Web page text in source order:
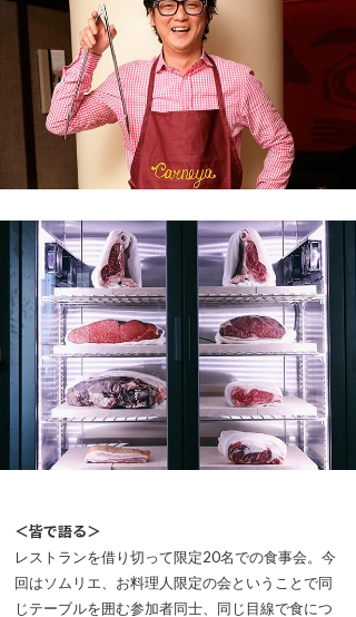
＜皆で語る＞
レストランを借り切って限定20名での食事会。今
回はソムリエ、お料理人限定の会ということで同
じテーブルを囲む参加者同士、同じ目線で食につ